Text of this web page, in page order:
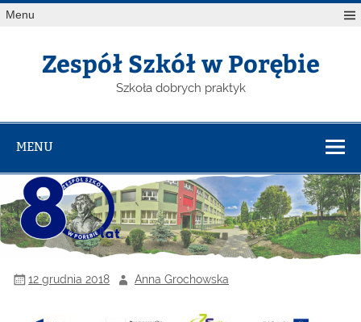
Menu
Zespół Szkół w Porębie
Szkoła dobrych praktyk
MENU
12 grudnia 2018 Anna Grochowska